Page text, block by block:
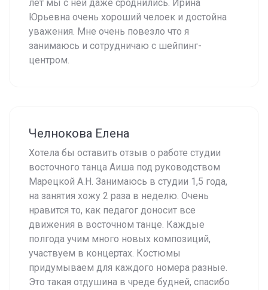
лет мы с ней даже сроднились. Ирина
Юрьевна очень хороший челоек и достойна
уважения. Мне очень повезло что я
занимаюсь и сотрудничаю с шейпинг-
центром.
Челнокова Елена
Хотела бы оставить отзыв о работе студии
восточного танца Аиша под руководством
Марецкой А.Н. Занимаюсь в студии 1,5 года,
на занятия хожу 2 раза в неделю. Очень
нравится то, как педагог доносит все
движения в восточном танце. Каждые
полгода учим много новых композиций,
участвуем в концертах. Костюмы
придумываем для каждого номера разные.
Это такая отдушина в чреде будней, спасибо